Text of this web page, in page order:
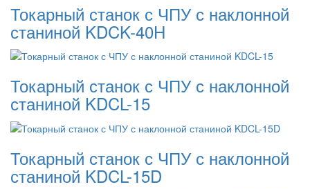
Токарный станок с ЧПУ с наклонной
станиной KDCK-40H
Токарный станок с ЧПУ с наклонной
станиной KDCL-15
Токарный станок с ЧПУ с наклонной
станиной KDCL-15D